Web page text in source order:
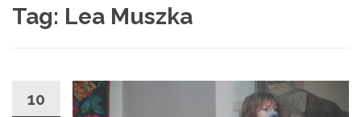
Tag: Lea Muszka
10